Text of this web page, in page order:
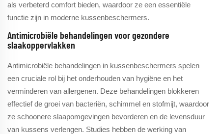
als verbeterd comfort bieden, waardoor ze een essentiële
functie zijn in moderne kussenbeschermers.
Antimicrobiële behandelingen voor gezondere
slaakoppervlakken
Antimicrobiële behandelingen in kussenbeschermers spelen
een cruciale rol bij het onderhouden van hygiëne en het
verminderen van allergenen. Deze behandelingen blokkeren
effectief de groei van bacteriën, schimmel en stofmijt, waardoor
ze schoonere slaapomgevingen bevorderen en de levensduur
van kussens verlengen. Studies hebben de werking van